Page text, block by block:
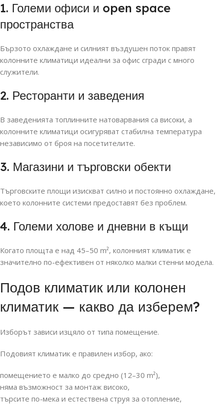
1. Големи офиси и open space
пространства
Бързото охлаждане и силният въздушен поток правят
колонните климатици идеални за офис сгради с много
служители.
2. Ресторанти и заведения
В заведенията топлинните натоварвания са високи, а
колонните климатици осигуряват стабилна температура
независимо от броя на посетителите.
3. Магазини и търговски обекти
Търговските площи изискват силно и постоянно охлаждане,
което колонните системи предоставят без проблем.
4. Големи холове и дневни в къщи
Когато площта е над 45–50 m², колонният климатик е
значително по-ефективен от няколко малки стенни модела.
Подов климатик или колонен
климатик — какво да изберем?
Изборът зависи изцяло от типа помещение.
Подовият климатик е правилен избор, ако:
помещението е малко до средно (12–30 m²),
няма възможност за монтаж високо,
търсите по-мека и естествена струя за отопление,